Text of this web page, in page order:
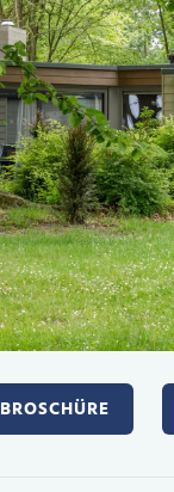
BROSCHÜRE